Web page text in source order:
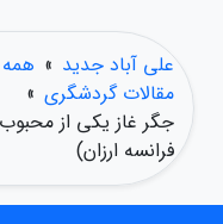
علی آباد جدید » همه
مقالات گردشگری »
جگر غاز یکی از
فرانسه ارزان)